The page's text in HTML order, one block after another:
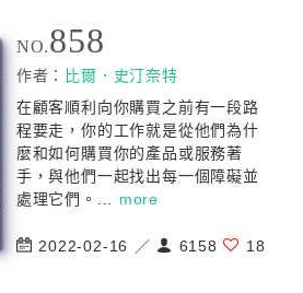
NO.858
作者：
比爾．史汀奈特
在顧客順利向你購買之前有一段路
程要走，你的工作就是從他們為什
麼和如何購買你的產品或服務著
手，與他們一起找出每一個障礙並
處理它們。... more
2022-02-16 ／ 6158 18